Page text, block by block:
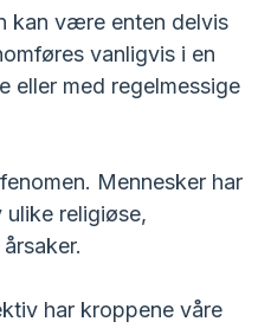
kan være enten delvis
vanligvis i en
eller med regelmessige
Mennesker har
religiøse,
har kroppene våre